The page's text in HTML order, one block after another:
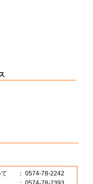
： 0574-78-2242